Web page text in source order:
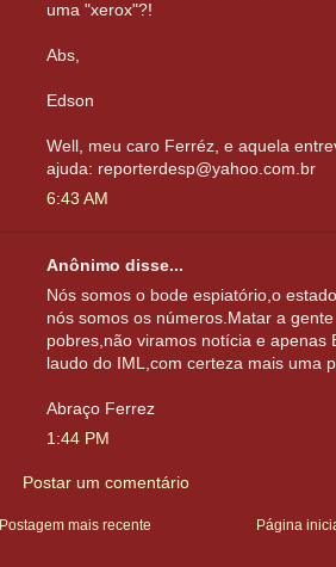
uma "xerox"?!
Abs,
Edson
Well, meu caro Ferréz, e aquela
ajuda: reporterdesp@yahoo.com.br
6:43 AM
Anônimo disse...
Nós somos o bode espiatório,o
nós somos os números.Matar a
pobres,não viramos notícia e apenas
laudo do IML,com certeza mais uma
Abraço Ferrez
1:44 PM
Postar um comentário
Postagem mais recente Página